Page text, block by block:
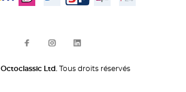
Octoclassic Ltd. Tous droits réservés